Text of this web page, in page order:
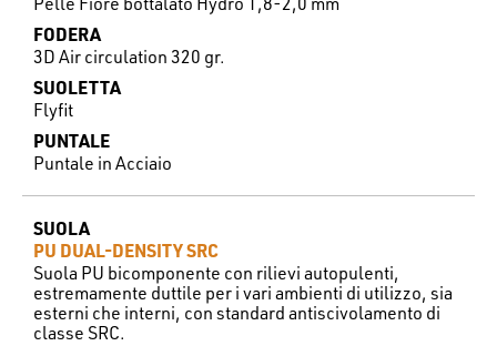
FODERA
3D Air circulation 320 gr.
SUOLETTA
Flyfit
PUNTALE
Puntale in Acciaio
SUOLA
PU DUAL-DENSITY SRC
Suola PU bicomponente con rilievi autopulenti,
estremamente duttile per i vari ambienti di utilizzo, sia
esterni che interni, con standard antiscivolamento di
classe SRC.